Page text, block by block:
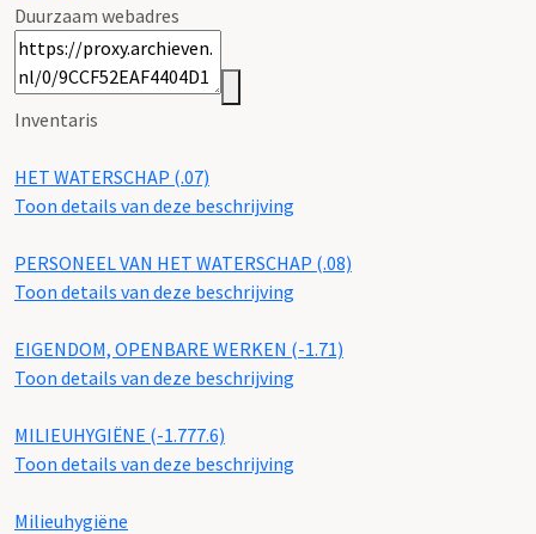
Duurzaam webadres
Inventaris
HET WATERSCHAP (.07)
Toon details van deze beschrijving
PERSONEEL VAN HET WATERSCHAP (.08)
Toon details van deze beschrijving
EIGENDOM, OPENBARE WERKEN (-1.71)
Toon details van deze beschrijving
MILIEUHYGIËNE (-1.777.6)
Toon details van deze beschrijving
Milieuhygiëne